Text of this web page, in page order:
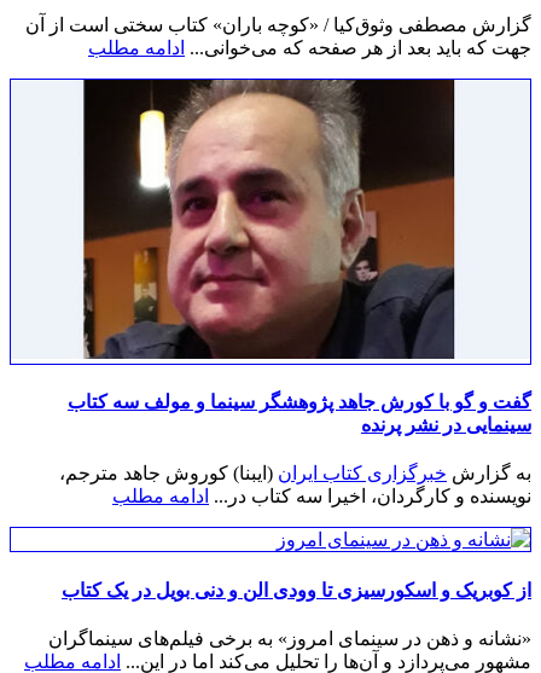
گزارش مصطفی وثوق‌کیا / «کوچه باران» کتاب سختی است از آن
جهت که باید بعد از هر صفحه که می‌خوانی... ادامه مطلب
گفت و گو با کورش جاهد پژوهشگر سینما و مولف سه کتاب
سینمایی در نشر پرنده
به گزارش خبرگزاری کتاب ایران (ایبنا) کوروش جاهد مترجم،
نویسنده و کارگردان، اخیرا سه کتاب در... ادامه مطلب
از کوبریک و اسکورسیزی تا وودی الن و دنی بویل در یک کتاب
«نشانه و ذهن در سینمای امروز» به برخی فیلم‌های سینماگران
مشهور می‌پردازد و آن‌ها را تحلیل می‌کند اما در این... ادامه مطلب